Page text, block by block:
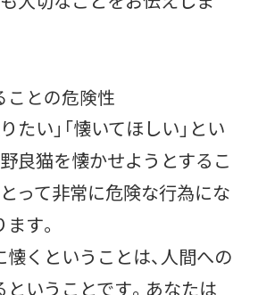
ことの危険性
たい」「懐いてほしい」とい
良猫を懐かせようとするこ
って非常に危険な行為にな
す。
くということは、人間への
いうことです。あなたは